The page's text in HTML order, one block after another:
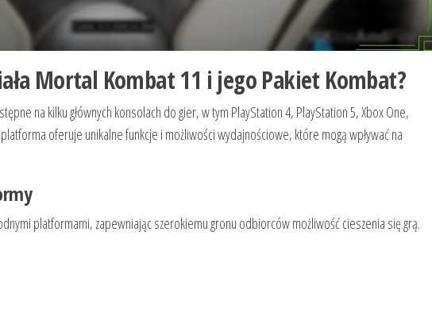
Mortal Kombat 11 i jego Pakiet Kombat?
na kilku głównych konsolach do gier, w tym PlayStation 4, PlayStation 5, Xbox One,
oferuje unikalne funkcje i możliwości wydajnościowe, które mogą wpływać na
platformami, zapewniając szerokiemu gronu odbiorców możliwość cieszenia się grą.